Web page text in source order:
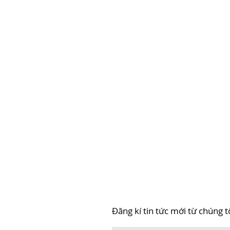
Đăng kí tin tức mới từ chúng